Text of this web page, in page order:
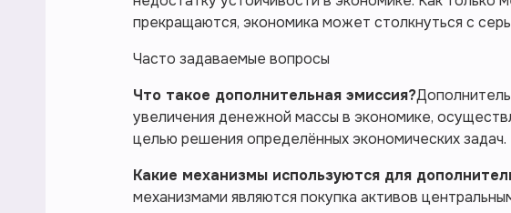
прекращаются, экономика может столкнуться с
Часто задаваемые вопросы
Что такое дополнительная эмиссия?
увеличения денежной массы в экономике,
целью решения определённых экономических задач.
Какие механизмы используются для
механизмами являются покупка активов